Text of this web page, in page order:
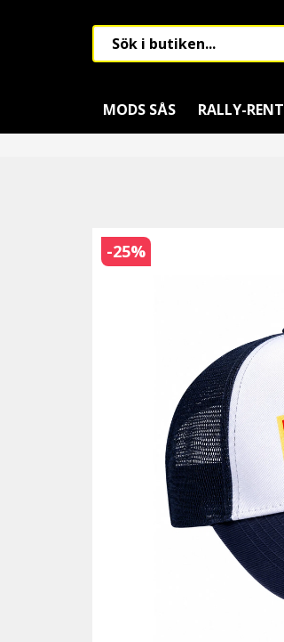
MODS SÅS RALLY-RENT
-25%